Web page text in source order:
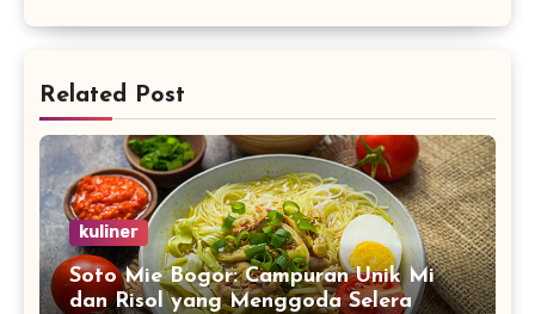
Related Post
kuliner
Soto Mie Bogor: Campuran Unik Mi
dan Risol yang Menggoda Selera